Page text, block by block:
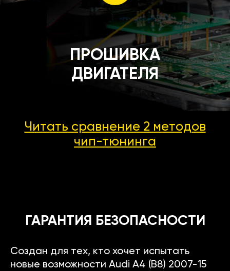
ПРОШИВКА
ДВИГАТЕЛЯ
Читать сравнение 2 методов
чип-тюнинга
ГАРАНТИЯ БЕЗОПАСНОСТИ
Создан для тех, кто хочет испытать
новые возможности Audi A4 (B8) 2007-15